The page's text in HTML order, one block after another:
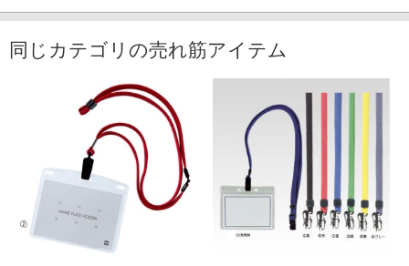
同じカテゴリの売れ筋アイテム